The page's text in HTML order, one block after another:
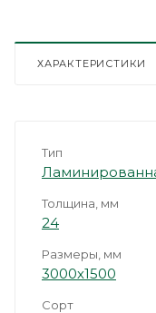
ХАРАКТЕРИСТИКИ
Тип
Толщина, мм
24
Размеры, мм
3000х1500
Сорт